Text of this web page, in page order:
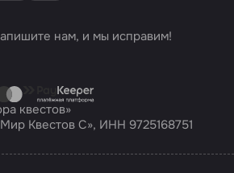
нам, и мы исправим!
квестов»
Квестов С», ИНН 9725168751